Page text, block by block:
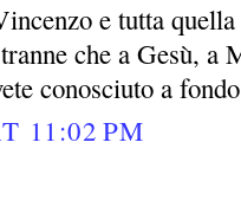
e tutta
che a Gesù, a
conosciuto a
11:02 PM